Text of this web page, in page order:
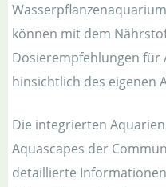
können mit dem
Dosierempfehlungen für
hinsichtlich des eigenen
Die integrierten
Aquascapes der
detaillierte